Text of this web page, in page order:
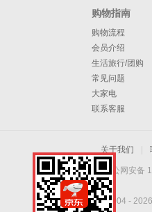
购物指南
购物流程
会员介绍
生活旅行/团购
常见问题
大家电
联系客服
关于我们
京公网安备
Copyright © 2004 - 2026